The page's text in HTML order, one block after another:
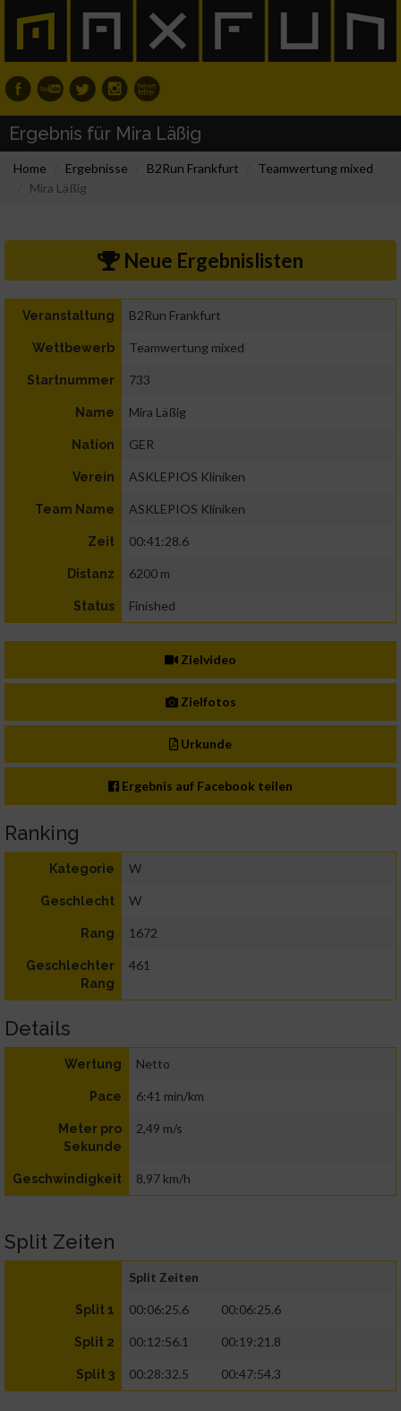
Ergebnis für Mira Läßig
Home Ergebnisse B2Run Frankfurt
Teamwertung mixed
Mira Läßig
Neue Ergebnislisten
Veranstaltung B2Run Frankfurt
Wettbewerb Teamwertung mixed
Startnummer 733
Name Mira Läßig
Nation GER
Verein ASKLEPIOS Kliniken
Team Name ASKLEPIOS Kliniken
Zeit 00:41:28.6
Distanz 6200 m
Status Finished
Zielvideo
Zielfotos
Urkunde
Ergebnis auf Facebook teilen
Ranking
Kategorie W
Geschlecht W
Rang 1672
Geschlechter
Rang
461
Details
Wertung Netto
Pace 6:41 min/km
Meter pro
Sekunde
2,49 m/s
Geschwindigkeit 8,97 km/h
Split Zeiten
Split Zeiten
Split 1 00:06:25.6 00:06:25.6
Split 2 00:12:56.1 00:19:21.8
Split 3 00:28:32.5 00:47:54.3